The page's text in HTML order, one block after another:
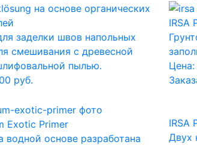
на основе органических
заделки швов напольных
смешивания с древесной
пылью.
руб.
IRSA
Exotic Primer
водной основе разработана
IRSA
Двух